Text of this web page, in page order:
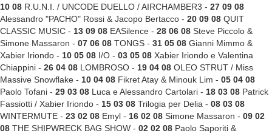
10 08 R.U.N.I. / UNCODE DUELLO / AIRCHAMBER3 - 27 09 08
Alessandro "PACHO" Rossi & Jacopo Bertacco - 20 09 08 QUIT
CLASSIC MUSIC - 13 09 08 EASilence - 28 06 08 Steve Piccolo &
Simone Massaron - 07 06 08 TONGS - 31 05 08 Gianni Mimmo &
Xabier Iriondo - 10 05 08 I/O - 03 05 08 Xabier Iriondo e Valentina
Chiappini - 26 04 08 LOMBROSO - 19 04 08 OLEO STRUT / Miss
Massive Snowflake - 10 04 08 Fikret Atay & Minouk Lim - 05 04 08
Paolo Tofani - 29 03 08 Luca e Alessandro Cartolari - 18 03 08 Patrick
Fassiotti / Xabier Iriondo - 15 03 08 Trilogia per Delia - 08 03 08
WINTERMUTE - 23 02 08 Emyl - 16 02 08 Simone Massaron - 09 02
08 THE SHIPWRECK BAG SHOW - 02 02 08 Paolo Saporiti &